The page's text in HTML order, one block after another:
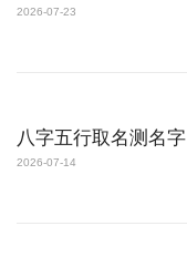
2026-07-23
八字五行取名测名字
2026-07-14